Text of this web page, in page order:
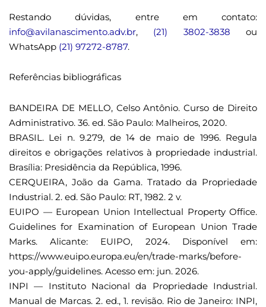
Restando dúvidas, entre em contato:
info@avilanascimento.adv.br, (21) 3802-3838 ou
WhatsApp (21) 97272-8787.
Referências bibliográficas
BANDEIRA DE MELLO, Celso Antônio. Curso de Direito
Administrativo. 36. ed. São Paulo: Malheiros, 2020.
BRASIL. Lei n. 9.279, de 14 de maio de 1996. Regula
direitos e obrigações relativos à propriedade industrial.
Brasília: Presidência da República, 1996.
CERQUEIRA, João da Gama. Tratado da Propriedade
Industrial. 2. ed. São Paulo: RT, 1982. 2 v.
EUIPO — European Union Intellectual Property Office.
Guidelines for Examination of European Union Trade
Marks. Alicante: EUIPO, 2024. Disponível em:
https://www.euipo.europa.eu/en/trade-marks/before-
you-apply/guidelines. Acesso em: jun. 2026.
INPI — Instituto Nacional da Propriedade Industrial.
Manual de Marcas. 2. ed., 1. revisão. Rio de Janeiro: INPI,